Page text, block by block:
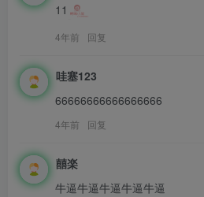
11
4年前 回复
哇塞123
66666666666666666
4年前 回复
囍楽
牛逼牛逼牛逼牛逼牛逼